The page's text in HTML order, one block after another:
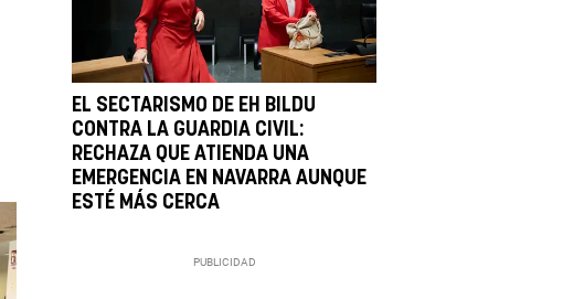
EL SECTARISMO DE EH BILDU
CONTRA LA GUARDIA CIVIL:
RECHAZA QUE ATIENDA UNA
EMERGENCIA EN NAVARRA AUNQUE
ESTÉ MÁS CERCA